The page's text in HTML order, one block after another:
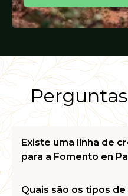
Existe uma linha de
para a Fomento en
existem créditos
Quais são os tipos